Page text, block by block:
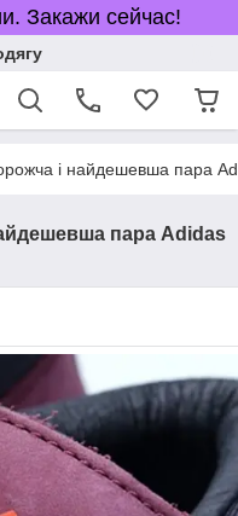
Закажи сейчас!
і найдешевша пара
пара Adidas